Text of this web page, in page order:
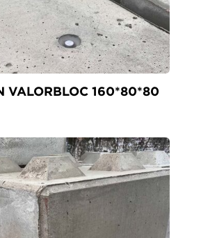
VALORBLOC 160*80*80